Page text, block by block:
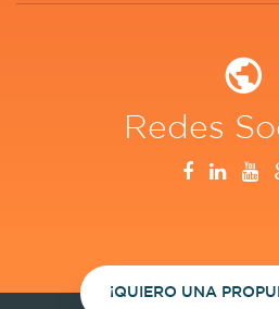
Redes
¡QUIERO UNA